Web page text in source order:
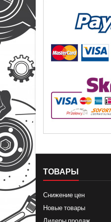
ТОВАРЫ
Снижение цен
Новые товары